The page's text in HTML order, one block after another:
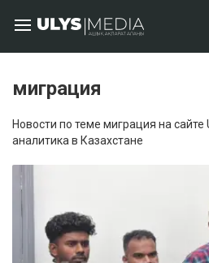
миграция
Новости по теме миграция на сайте
аналитика в Казахстане